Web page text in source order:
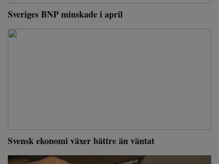
Sveriges BNP minskade i april
Svensk ekonomi växer bättre än väntat